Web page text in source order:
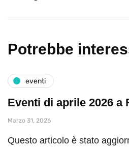
Potrebbe
eventi
Eventi di aprile 2026 a
Marzo 31, 2026
Questo articolo è stato